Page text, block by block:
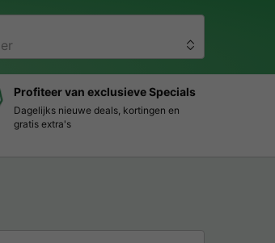
Profiteer van exclusieve Specials
Dagelijks nieuwe deals, kortingen en
gratis extra's